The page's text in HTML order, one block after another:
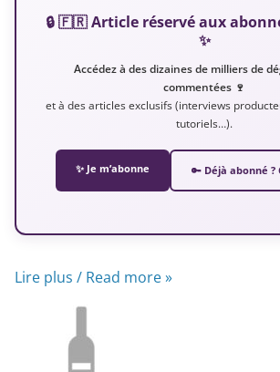
🔒 🇫🇷 Article réservé aux
✨
Accédez à des dizaines de milliers de
commentées 🍷
et à des articles exclusifs (interviews
tutoriels…).
✨ Je m’abonne 🔑 Déjà abonné ?
Lire plus / Read more »